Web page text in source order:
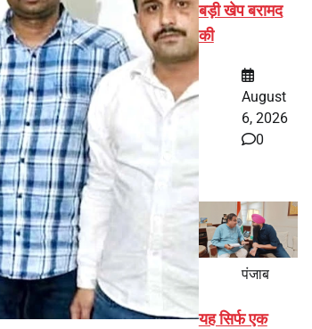
बड़ी खेप बरामद
की
August
6, 2026
0
पंजाब
यह सिर्फ एक